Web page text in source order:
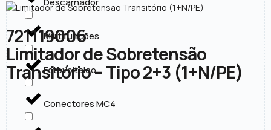
Multifunções
Fotovoltaico
Conectores MC4
721119006
Limitador de Sobretensão
Transitório – Tipo 2+3 (1+N/PE)